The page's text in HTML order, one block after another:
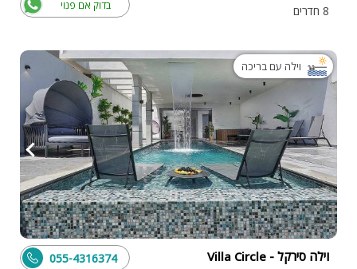
8 חדרים
בדוק אם פנוי
וילה עם בריכה
וילה סירקל - Villa Circle 055-4316374